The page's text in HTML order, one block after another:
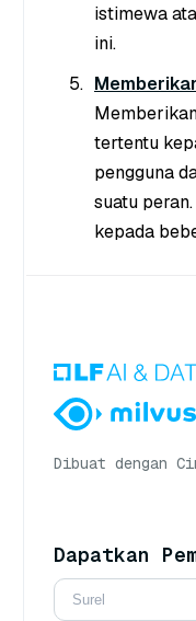
istimewa
ini.
tertentu
pengguna
suatu
kepada
Dibuat dengan
Dapatkan